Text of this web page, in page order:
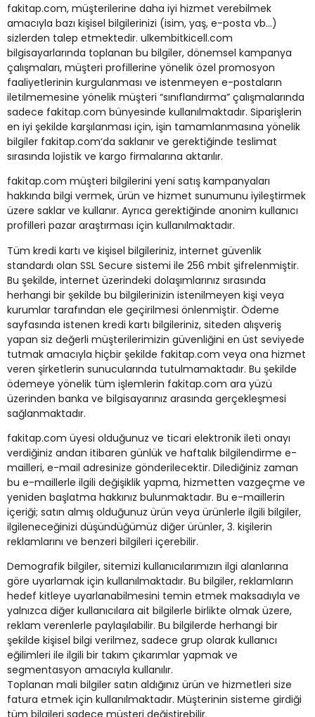
fakitap.com, müşterilerine daha iyi hizmet verebilmek
amacıyla bazı kişisel bilgilerinizi (isim, yaş, e-posta vb…)
sizlerden talep etmektedir. ulkembitkicell.com
bilgisayarlarında toplanan bu bilgiler, dönemsel kampanya
çalışmaları, müşteri profillerine yönelik özel promosyon
faaliyetlerinin kurgulanması ve istenmeyen e-postaların
iletilmemesine yönelik müşteri “sınıflandırma” çalışmalarında
sadece fakitap.com bünyesinde kullanılmaktadır. Siparişlerin
en iyi şekilde karşılanması için, işin tamamlanmasına yönelik
bilgiler fakitap.com‘da saklanır ve gerektiğinde teslimat
sırasında lojistik ve kargo firmalarına aktarılır.
fakitap.com müşteri bilgilerini yeni satış kampanyaları
hakkında bilgi vermek, ürün ve hizmet sunumunu iyileştirmek
üzere saklar ve kullanır. Ayrıca gerektiğinde anonim kullanıcı
profilleri pazar araştırması için kullanılmaktadır.
Tüm kredi kartı ve kişisel bilgileriniz, internet güvenlik
standardı olan SSL Secure sistemi ile 256 mbit şifrelenmiştir.
Bu şekilde, internet üzerindeki dolaşımlarınız sırasında
herhangi bir şekilde bu bilgilerinizin istenilmeyen kişi veya
kurumlar tarafından ele geçirilmesi önlenmiştir. Ödeme
sayfasında istenen kredi kartı bilgileriniz, siteden alışveriş
yapan siz değerli müşterilerimizin güvenliğini en üst seviyede
tutmak amacıyla hiçbir şekilde fakitap.com veya ona hizmet
veren şirketlerin sunucularında tutulmamaktadır. Bu şekilde
ödemeye yönelik tüm işlemlerin fakitap.com ara yüzü
üzerinden banka ve bilgisayarınız arasında gerçekleşmesi
sağlanmaktadır.
fakitap.com üyesi olduğunuz ve ticari elektronik ileti onayı
verdiğiniz andan itibaren günlük ve haftalık bilgilendirme e-
mailleri, e-mail adresinize gönderilecektir. Dilediğiniz zaman
bu e-maillerle ilgili değişiklik yapma, hizmetten vazgeçme ve
yeniden başlatma hakkınız bulunmaktadır. Bu e-maillerin
içeriği; satın almış olduğunuz ürün veya ürünlerle ilgili bilgiler,
ilgileneceğinizi düşündüğümüz diğer ürünler, 3. kişilerin
reklamlarını ve benzeri bilgileri içerebilir.
Demografik bilgiler, sitemizi kullanıcılarımızın ilgi alanlarına
göre uyarlamak için kullanılmaktadır. Bu bilgiler, reklamların
hedef kitleye uyarlanabilmesini temin etmek maksadıyla ve
yalnızca diğer kullanıcılara ait bilgilerle birlikte olmak üzere,
reklam verenlerle paylaşılabilir. Bu bilgilerde herhangi bir
şekilde kişisel bilgi verilmez, sadece grup olarak kullanıcı
eğilimleri ile ilgili bir takım çıkarımlar yapmak ve
segmentasyon amacıyla kullanılır.
Toplanan mali bilgiler satın aldığınız ürün ve hizmetleri size
fatura etmek için kullanılmaktadır. Müşterinin sisteme girdiği